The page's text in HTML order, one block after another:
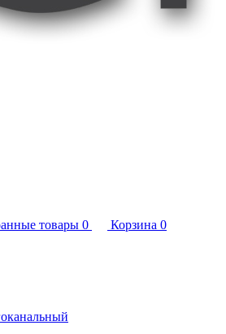
товары 0 Корзина 0